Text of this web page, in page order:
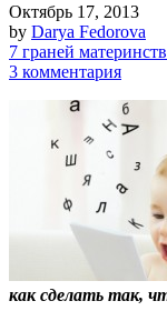
Октябрь 17, 2013
by Darya Fedorova
7 граней
3 комментария
как сделать так,